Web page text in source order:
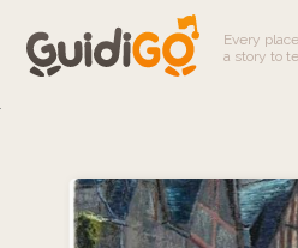
Every
a story to